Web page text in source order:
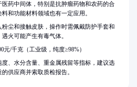
医药中间体，特别是抗肿瘤药物和农药的合
料和功能材料领域也有一定应用。
粉尘和接触皮肤，操作时需佩戴防护手套和
火可能产生有毒气体。
元/千克（工业级，纯度≥98%）
度、水分含量、重金属残留等指标，建议选
供应商并索取质检报告。